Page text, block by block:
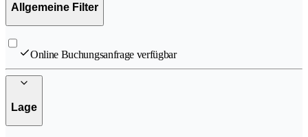
Allgemeine Filter
Online Buchungsanfrage verfügbar
Lage